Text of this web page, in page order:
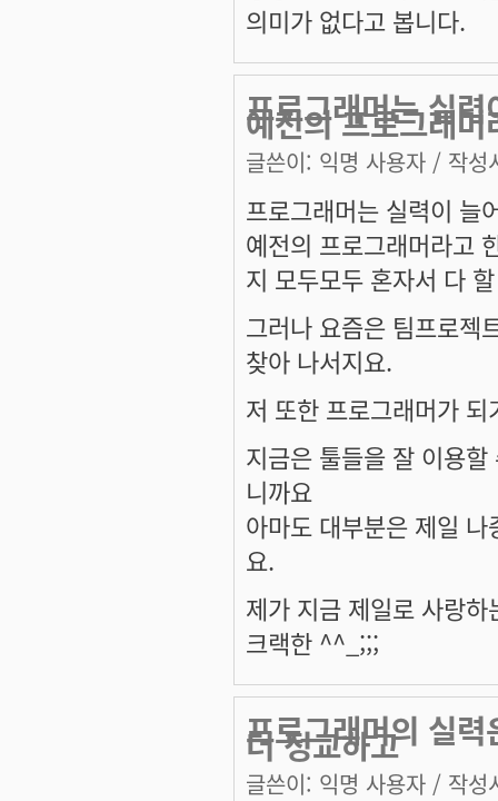
의미가 없다고 봅니다.
프로그래머는 실
예전의 프로그래머
글쓴이: 익명 사용자 / 작성
프로그래머는 실력이 늘
예전의 프로그래머라고
지 모두모두 혼자서 다
그러나 요즘은 팀프로젝
찾아 나서지요.
저 또한 프로그래머가
지금은 툴들을 잘 이용
니까요
아마도 대부분은 제일
요.
제가 지금 제일로 사랑
크랙한 ^^_;;;
프로그래머의 실
더 정교하고
글쓴이: 익명 사용자 / 작성